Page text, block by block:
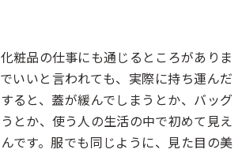
粧品の仕事にも通じるところがありま
いいと言われても、実際に持ち運んだ
ると、蓋が緩んでしまうとか、バッグ
とか、使う人の生活の中で初めて見え
です。服でも同じように、見た目の美